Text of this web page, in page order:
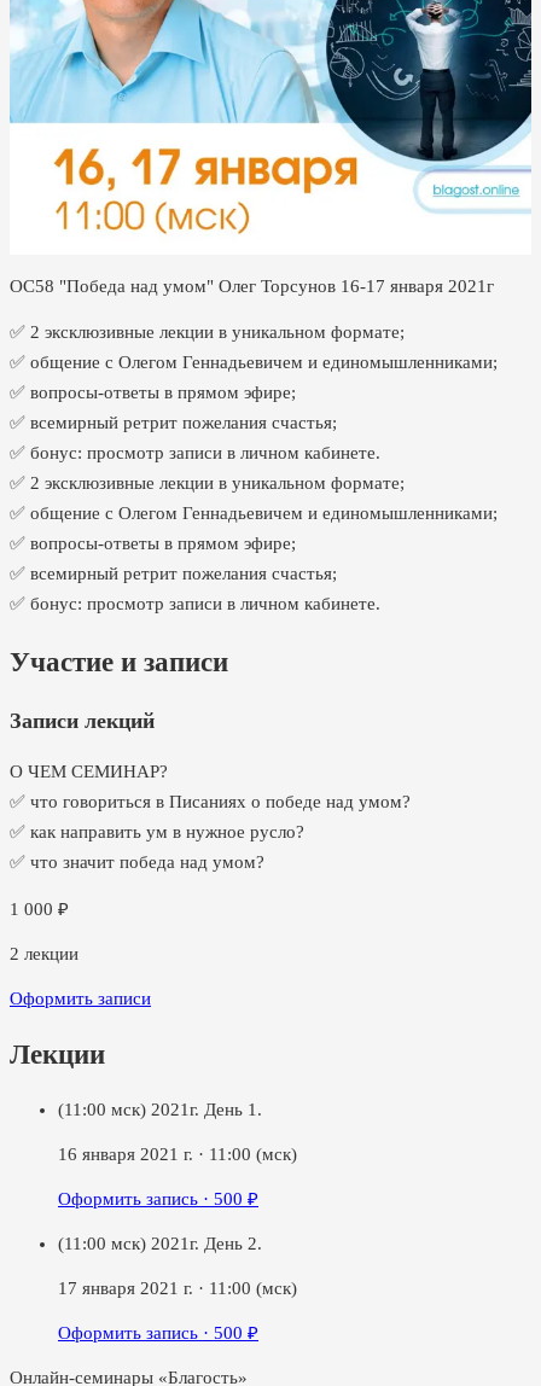
ОС58 "Победа над умом" Олег Торсунов 16-17 января 2021г
✅ 2 эксклюзивные лекции в уникальном формате;
✅ общение с Олегом Геннадьевичем и единомышленниками;
✅ вопросы-ответы в прямом эфире;
✅ всемирный ретрит пожелания счастья;
✅ бонус: просмотр записи в личном кабинете.
✅ 2 эксклюзивные лекции в уникальном формате;
✅ общение с Олегом Геннадьевичем и единомышленниками;
✅ вопросы-ответы в прямом эфире;
✅ всемирный ретрит пожелания счастья;
✅ бонус: просмотр записи в личном кабинете.
Участие и записи
Записи лекций
О ЧЕМ СЕМИНАР?
✅ что говориться в Писаниях о победе над умом?
✅ как направить ум в нужное русло?
✅ что значит победа над умом?
1 000 ₽
2 лекции
Оформить записи
Лекции
(11:00 мск) 2021г. День 1.
16 января 2021 г. · 11:00 (мск)
Оформить запись · 500 ₽
(11:00 мск) 2021г. День 2.
17 января 2021 г. · 11:00 (мск)
Оформить запись · 500 ₽
Онлайн-семинары «Благость»